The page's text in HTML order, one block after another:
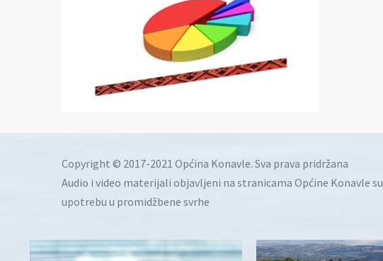
Copyright © 2017-2021 Općina Konavle. Sva prava pridržana
Audio i video materijali objavljeni na stranicama Općine Konavle
upotrebu u promidžbene svrhe